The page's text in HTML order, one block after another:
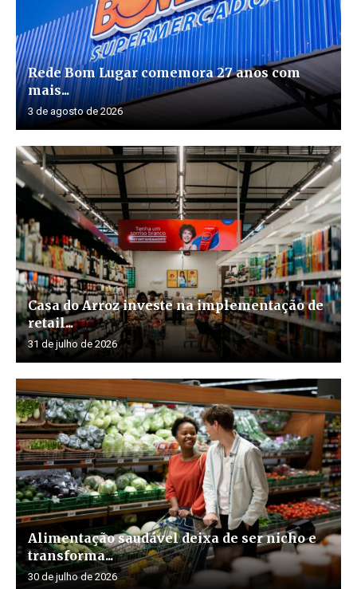
Rede Bom Lugar comemora 27 anos com
mais...
3 de agosto de 2026
Casa do Arroz investe na implementação de
retail...
31 de julho de 2026
Alimentação saudável deixa de ser nicho e
transforma...
30 de julho de 2026